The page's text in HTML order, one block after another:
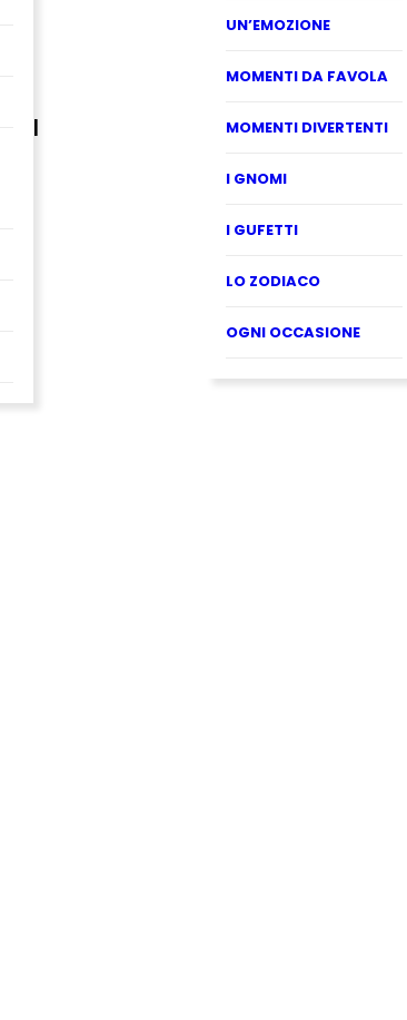
UN’EMOZIONE
MOMENTI DA FAVOLA
MOMENTI DIVERTENTI
I GNOMI
I GUFETTI
LO ZODIACO
OGNI OCCASIONE